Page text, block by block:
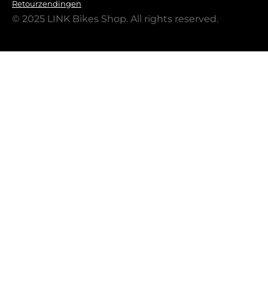
Retourzendingen
© 2025 LINK Bikes Shop. All rights reserved.